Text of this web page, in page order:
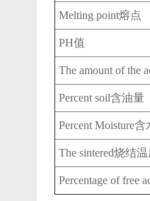
Melting point熔点
PH值
The amount of the
Percent soil含油量
Percent Moisture含
The sintered烧结
Percentage of free